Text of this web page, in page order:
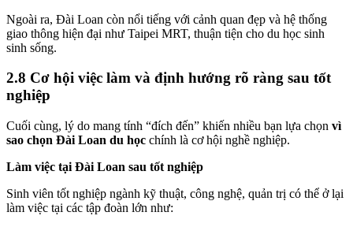
Ngoài ra, Đài Loan còn nổi tiếng với cảnh quan đẹp và hệ thống
giao thông hiện đại như Taipei MRT, thuận tiện cho du học sinh
sinh sống.
2.8 Cơ hội việc làm và định hướng rõ ràng sau tốt
nghiệp
Cuối cùng, lý do mang tính “đích đến” khiến nhiều bạn lựa chọn vì
sao chọn Đài Loan du học chính là cơ hội nghề nghiệp.
Làm việc tại Đài Loan sau tốt nghiệp
Sinh viên tốt nghiệp ngành kỹ thuật, công nghệ, quản trị có thể ở lại
làm việc tại các tập đoàn lớn như: